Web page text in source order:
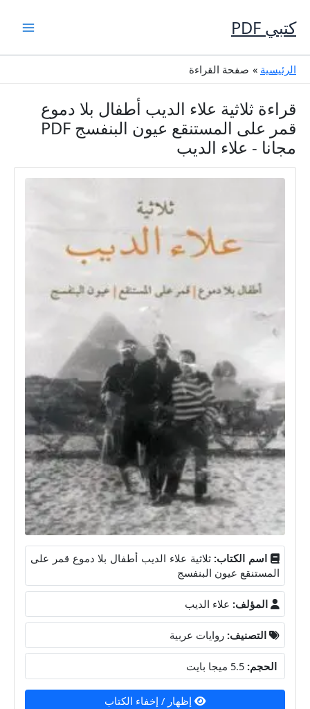
إلى
المحتوى
كتبي PDF
الرئيسية صفحة القراءة
قراءة ثلاثية علاء الديب أطفال بلا دموع
قمر على المستنقع عيون البنفسج PDF
مجانا - علاء الديب
اسم الكتاب: ثلاثية علاء الديب أطفال بلا دموع قمر على
المستنقع عيون البنفسج
المؤلف: علاء الديب
التصنيف: روايات عربية
الحجم:
إظهار / إخفاء الكتاب